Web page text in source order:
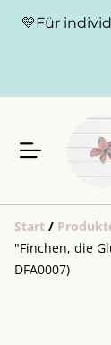
💛Für
Start /
"Finchen, die
DFA0007)